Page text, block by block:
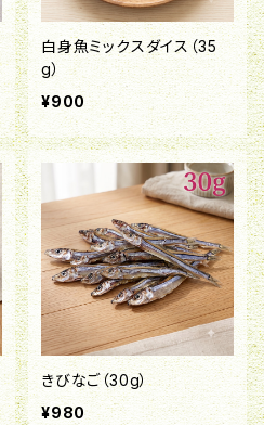
白身魚ミックスダイス（35
g）
¥900
きびなご（30g）
¥980